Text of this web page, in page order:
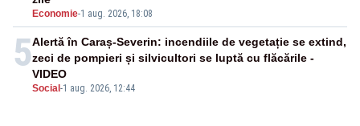
Economie-1 aug. 2026, 18:08
5
Social -1 aug. 2026, 12:44
Alertă în Caraș-Severin: incendiile de vegetație se extind,
zeci de pompieri și silvicultori se luptă cu flăcările -
VIDEO